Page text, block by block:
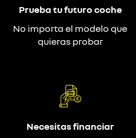
Prueba tu futuro coche
No importa el modelo que
quieras probar
Necesitas financiar